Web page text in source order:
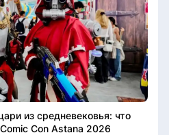
из средневековья: что
Con Astana 2026